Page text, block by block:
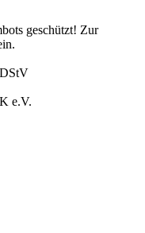
geschützt! Zur
e.V.